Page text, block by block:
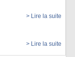
> Lire la suite
> Lire la suite